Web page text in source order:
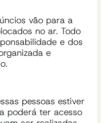
vão para a
no ar. Todo
e dos
e
pessoas estiver
poderá ter acesso